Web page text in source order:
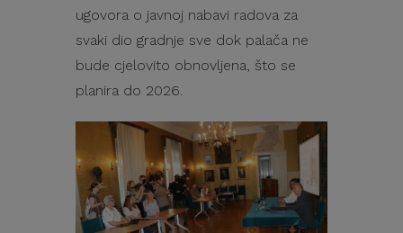
ugovora o javnoj nabavi radova za
svaki dio gradnje sve dok palača ne
bude cjelovito obnovljena, što se
planira do 2026.